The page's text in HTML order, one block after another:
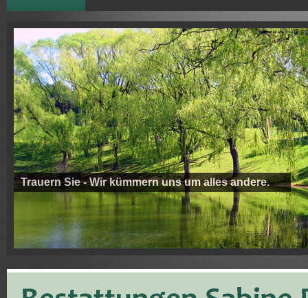
Trauern Sie - Wir kümmern uns um alles andere.